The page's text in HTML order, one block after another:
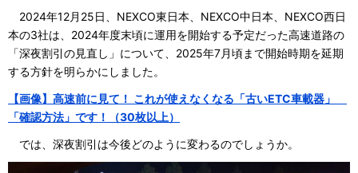
2024年12月25日、NEXCO東日本、NEXCO中日本、NEXCO西日
本の3社は、2024年度末頃に運用を開始する予定だった高速道路の
「深夜割引の見直し」について、2025年7月頃まで開始時期を延期
する方針を明らかにしました。
【画像】高速前に見て！ これが使えなくなる「古いETC車載器」
「確認方法」です！（30枚以上）
では、深夜割引は今後どのように変わるのでしょうか。